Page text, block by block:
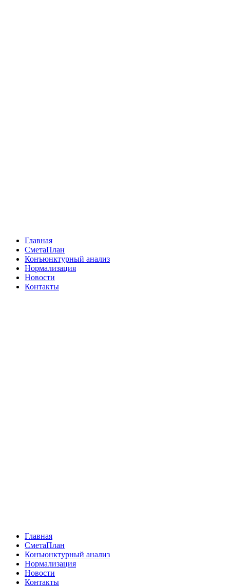
Главная
СметаПлан
Конъюнктурный анализ
Нормализация
Новости
Контакты
Главная
СметаПлан
Конъюнктурный анализ
Нормализация
Новости
Контакты